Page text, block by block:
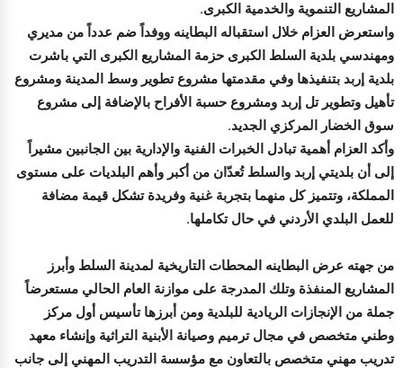
المشاريع التنموية والخدمية الكبرى.
واستعرض العزام خلال استقباله البطاينه ووفداً ضم عدداً من مديري
ومهندسي بلدية السلط الكبرى حزمة المشاريع الكبرى التي باشرت
بلدية إربد بتنفيذها وفي مقدمتها مشروع تطوير وسط المدينة ومشروع
تأهيل وتطوير تل إربد ومشروع حسبة الأفراح بالإضافة إلى مشروع
سوق الخضار المركزي الجديد.
وأكد العزام أهمية تبادل الخبرات الفنية والإدارية بين الجانبين مشيراً
إلى أن بلديتي إربد والسلط تُعدّان من أكبر وأهم البلديات على مستوى
المملكة، وتتميز كل منهما بتجربة غنية وفريدة تشكل قيمة مضافة
للعمل البلدي الأردني في حال تكاملها.
من جهته عرض البطاينه المحطات التاريخية لمدينة السلط وأبرز
المشاريع المنفذة وتلك المدرجة على موازنة العام الحالي مستعرضاً
جملة من الإنجازات الريادية للبلدية ومن أبرزها تأسيس أول مركز
وطني متخصص في مجال ترميم وصيانة الأبنية التراثية وإنشاء معهد
تدريب مهني متخصص بالتعاون مع مؤسسة التدريب المهني إلى جانب